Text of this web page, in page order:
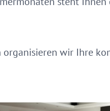
organisieren wir Ihre